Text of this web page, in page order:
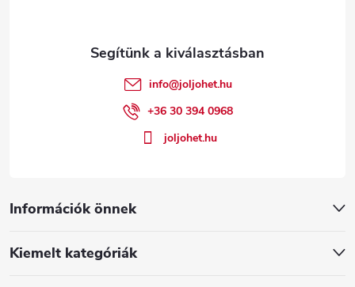
Információk önnek
Kiemelt kategóriák
info@joljohet.hu
+36 30 394 0968
joljohet.hu